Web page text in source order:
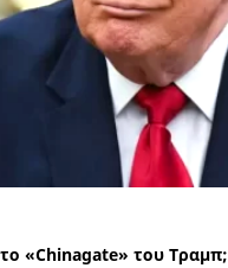
«Chinagate» του Τραμπ;